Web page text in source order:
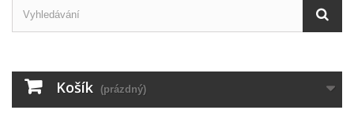
Košík (prázdný)